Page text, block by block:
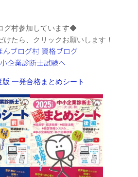
グ村参加しています◆
けたら、クリックお願いします！
版 一発合格まとめシート